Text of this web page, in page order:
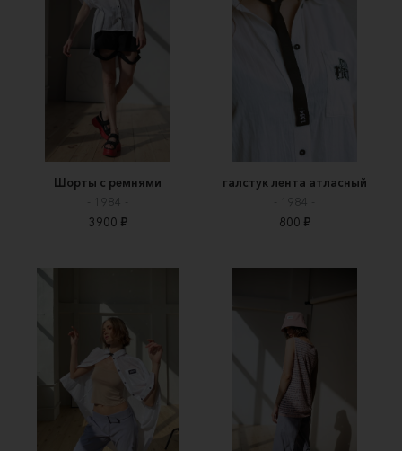
Шорты с ремнями
- 1984 -
3900 ₽
галстук лента атласный
- 1984 -
800 ₽